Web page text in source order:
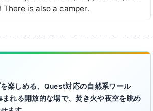
is also a camper․
楽しめる、Quest対応の自然系ワール
まれる開放的な場で、焚き火や夜空を眺め